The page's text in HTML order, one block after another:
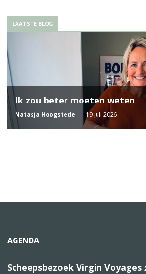
LAATSTE BLOG
Ik zou beter moeten weten
Natasja Hoogstede 19 juli 2026
AGENDA
Scheepsbezoek Virgin Voyages